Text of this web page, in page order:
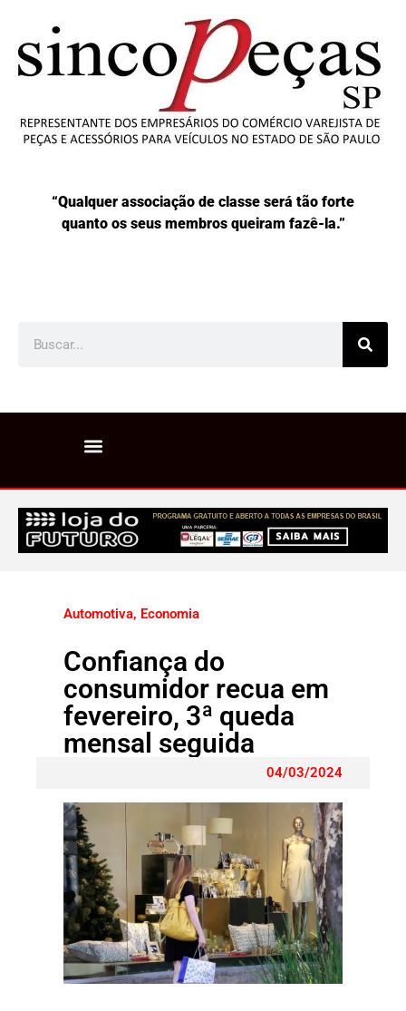
“Qualquer associação de classe será tão forte
quanto os seus membros queiram fazê-la.”
Automotiva, Economia
Confiança do
consumidor recua em
fevereiro, 3ª queda
mensal seguida
04/03/2024